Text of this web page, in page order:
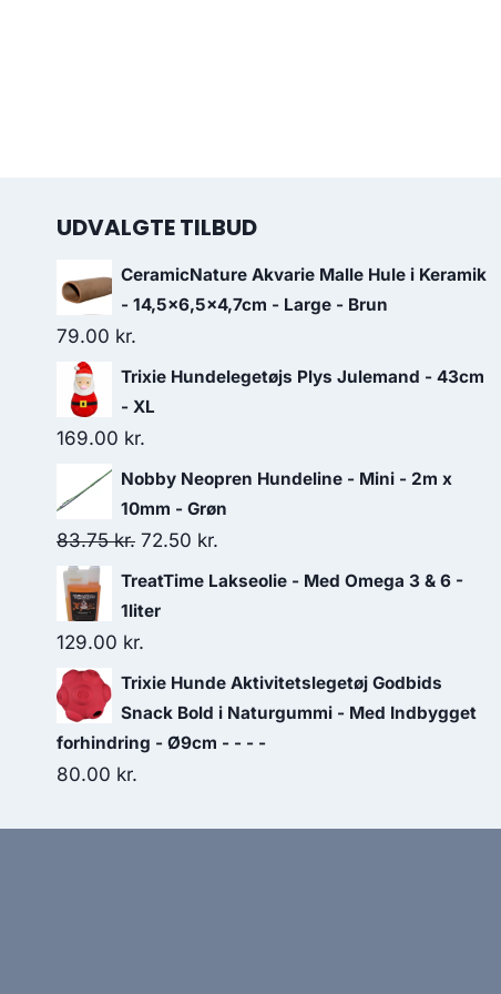
UDVALGTE TILBUD
CeramicNature Akvarie Malle Hule i Keramik
- 14,5x6,5x4,7cm - Large - Brun
79.00 kr.
Trixie Hundelegetøjs Plys Julemand - 43cm
- XL
169.00 kr.
Nobby Neopren Hundeline - Mini - 2m x
10mm - Grøn
83.75kr. Den
oprindelige
pris
83.75 kr..
72.50 kr.
aktuelle
72.50 kr..
TreatTime Lakseolie - Med Omega 3 & 6 -
1liter
129.00 kr.
Trixie Hunde Aktivitetslegetøj Godbids
Snack Bold i Naturgummi - Med Indbygget
forhindring - Ø9cm - - - -
80.00 kr.